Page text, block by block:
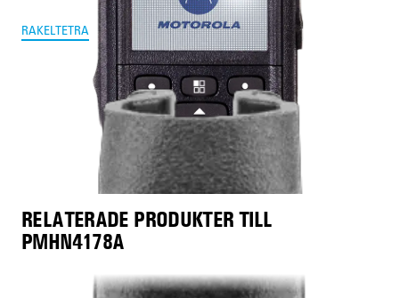
RAKELTETRA
RELATERADE PRODUKTER TILL
PMHN4178A